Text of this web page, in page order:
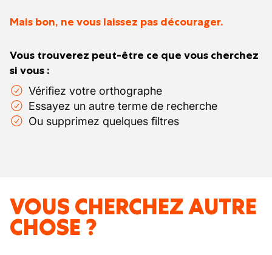
Mais bon, ne vous laissez pas décourager.
Vous trouverez peut-être ce que vous cherchez
si vous :
Vérifiez votre orthographe
Essayez un autre terme de recherche
Ou supprimez quelques filtres
VOUS CHERCHEZ AUTRE
CHOSE ?